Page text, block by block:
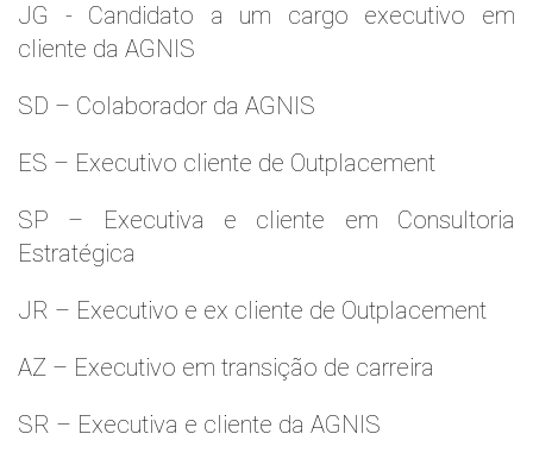
JG - Candidato a um cargo executivo em
cliente da AGNIS
SD – Colaborador da AGNIS
ES – Executivo cliente de Outplacement
SP – Executiva e cliente em Consultoria
Estratégica
JR – Executivo e ex cliente de Outplacement
AZ – Executivo em transição de carreira
SR – Executiva e cliente da AGNIS